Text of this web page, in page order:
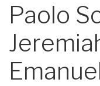
Paolo